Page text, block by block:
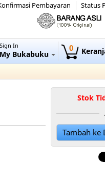
Pembayaran Status
0
Sign In
My Bukabuku
Stok
Tambah ke